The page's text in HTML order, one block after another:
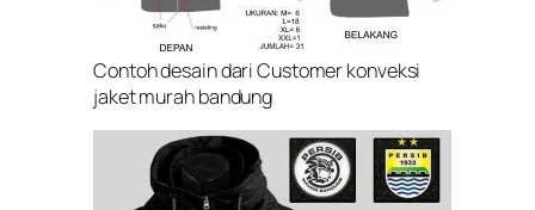
Contoh desain dari Customer konveksi
jaket murah bandung